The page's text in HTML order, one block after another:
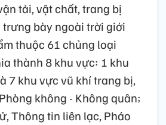
tải, vật chất, trang bị
trưng bày ngoài trời giới
thuộc 61 chủng loại
thành 8 khu vực: 1 khu
7 khu vực vũ khí trang bị,
không - Không quân;
Thông tin liên lạc, Pháo